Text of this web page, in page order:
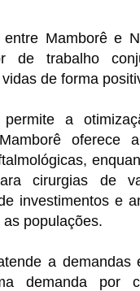
entre Mamborê e
de trabalho
de forma
a
oferece
cirurgias de
investimentos e
populações.
a demandas
demanda por